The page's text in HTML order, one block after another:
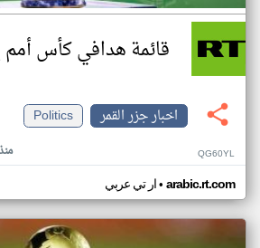
قائمة هدافي كأس أمم
اخبار جزر القمر
Politics
منذ ٦ QG60YL
ار تي عربي• arabic.rt.com